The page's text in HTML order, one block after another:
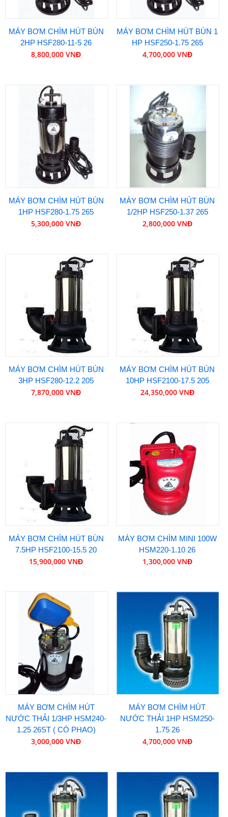
MÁY BƠM CHÌM HÚT BÙN
2HP HSF280-11-5 26
8,800,000 VNĐ
MÁY BƠM CHÌM HÚT BÙN 1
HP HSF250-1.75 265
4,700,000 VNĐ
MÁY BƠM CHÌM HÚT BÙN
1HP HSF280-1.75 265
5,300,000 VNĐ
MÁY BƠM CHÌM HÚT BÙN
1/2HP HSF250-1.37 265
2,800,000 VNĐ
MÁY BƠM CHÌM HÚT BÙN
3HP HSF280-12.2 205
7,870,000 VNĐ
MÁY BƠM CHÌM HÚT BÙN
10HP HSF2100-17.5 205
24,350,000 VNĐ
MÁY BƠM CHÌM HÚT BÙN
7.5HP HSF2100-15.5 20
15,900,000 VNĐ
MÁY BƠM CHÌM MINI 100W
HSM220-1.10 26
1,300,000 VNĐ
MÁY BƠM CHÌM HÚT
NƯỚC THẢI 1/3HP HSM240-
1.25 26ST ( CÓ PHAO)
3,000,000 VNĐ
MÁY BƠM CHÌM HÚT
NƯỚC THẢI 1HP HSM250-
1.75 26
4,700,000 VNĐ